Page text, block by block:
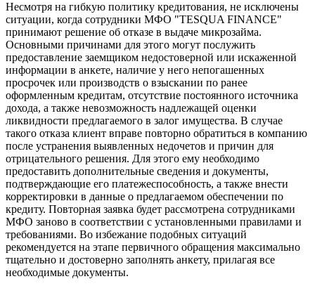
Несмотря на гибкую политику кредитования, не исключены
ситуации, когда сотрудники МФО "TESQUA FINANCE"
принимают решение об отказе в выдаче микрозайма.
Основными причинами для этого могут послужить
предоставление заемщиком недостоверной или искаженной
информации в анкете, наличие у него непогашенных
просрочек или производств о взыскании по ранее
оформленным кредитам, отсутствие постоянного источника
дохода, а также невозможность надлежащей оценки
ликвидности предлагаемого в залог имущества. В случае
такого отказа клиент вправе повторно обратиться в компанию
после устранения выявленных недочетов и причин для
отрицательного решения. Для этого ему необходимо
предоставить дополнительные сведения и документы,
подтверждающие его платежеспособность, а также внести
корректировки в данные о предлагаемом обеспечении по
кредиту. Повторная заявка будет рассмотрена сотрудниками
МФО заново в соответствии с установленными правилами и
требованиями. Во избежание подобных ситуаций
рекомендуется на этапе первичного обращения максимально
тщательно и достоверно заполнять анкету, прилагая все
необходимые документы.